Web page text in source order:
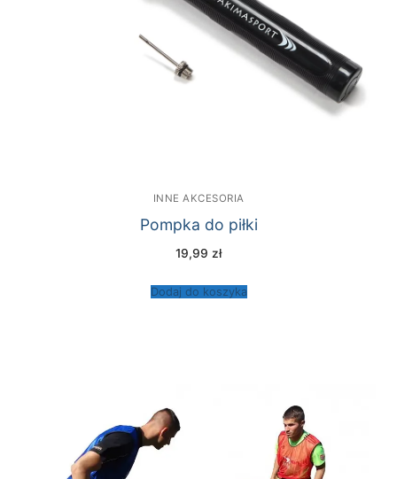
INNE AKCESORIA
Pompka do piłki
19,99 zł
Dodaj do koszyka